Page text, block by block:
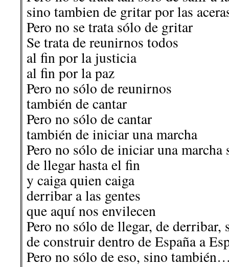
sino tambien de gritar por las
Pero no se trata sólo de gritar
Se trata de reunirnos todos
al fin por la justicia
al fin por la paz
Pero no sólo de reunirnos
también de cantar
Pero no sólo de cantar
también de iniciar una marcha
Pero no sólo de iniciar una marcha
de llegar hasta el fin
y caiga quien caiga ‎
derribar a las gentes
que aquí nos envilecen
Pero no sólo de llegar, de derribar,
de construir dentro de España a
Pero no sólo de eso, sino